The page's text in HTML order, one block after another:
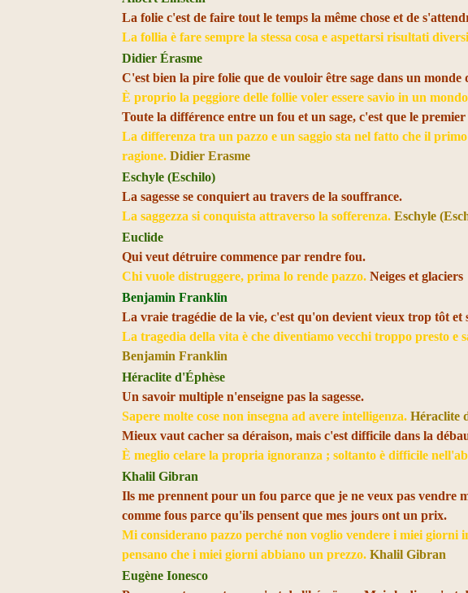
La folie c'est de faire tout le temps la même chose et de
La follia è fare sempre la stessa cosa e aspettarsi risultati
Didier Érasme
C'est bien la pire folie que de vouloir être sage dans un monde
È proprio la peggiore delle follie voler essere savio in un
Toute la différence entre un fou et un sage, c'est que le premier
La differenza tra un pazzo e un saggio sta nel fatto che il
ragione.Didier Erasme
Eschyle (Eschilo)
La sagesse se conquiert au travers de la souffrance.
La saggezza si conquista attraverso la sofferenza. Eschyle
Euclide
Qui veut détruire commence par rendre fou.
Chi vuole distruggere, prima lo rende pazzo. Neiges et glaciers
Benjamin Franklin
La vraie tragédie de la vie, c'est qu'on devient vieux trop tôt et
La tragedia della vita è che diventiamo vecchi troppo presto e
Benjamin Franklin
Héraclite d'Éphèse
Un savoir multiple n'enseigne pas la sagesse.
Sapere molte cose non insegna ad avere intelligenza. Héraclite
Mieux vaut cacher sa déraison, mais c'est difficile dans la
È meglio celare la propria ignoranza ; soltanto è difficile
Khalil Gibran
Ils me prennent pour un fou parce que je ne veux pas vendre
comme fous parce qu'ils pensent que mes jours ont un prix.
Mi considerano pazzo perché non voglio vendere i miei giorni
pensano che i miei giorni abbiano un prezzo.Khalil Gibran
Eugène Ionesco